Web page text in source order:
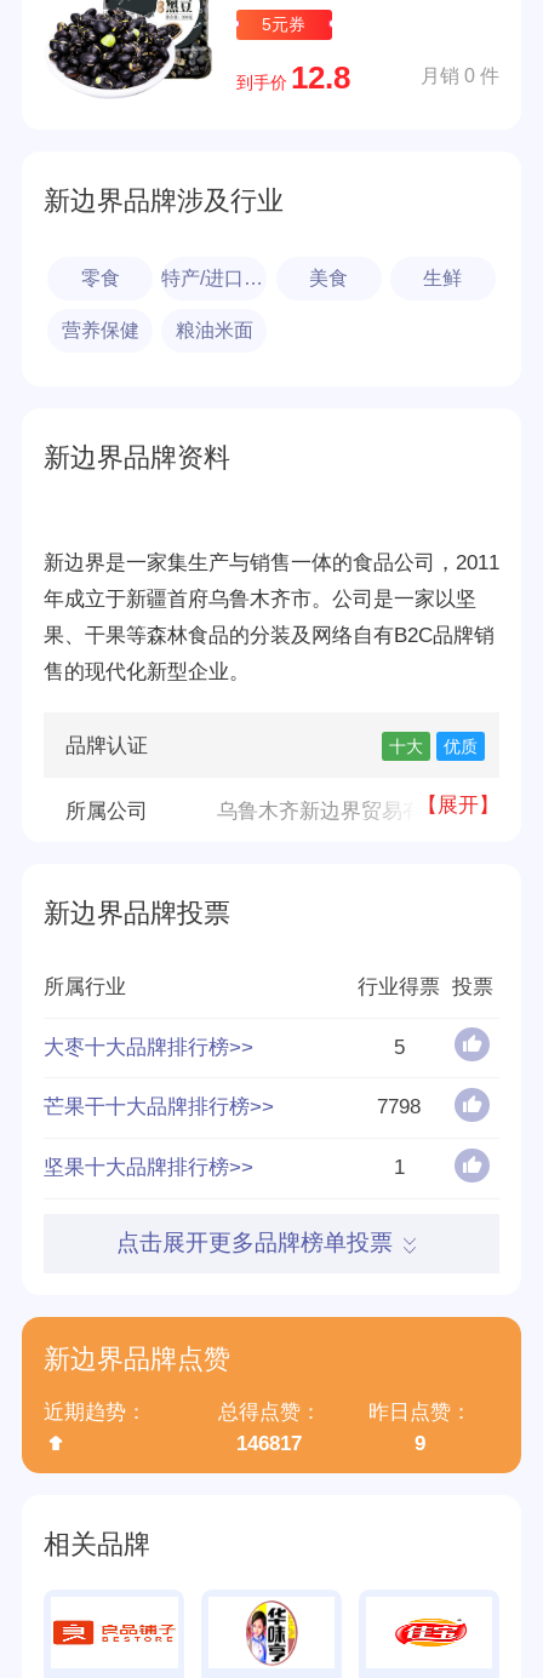
下酒零食小吃 新边界黑豆30
5元券
到手价 12.8 月销 0 件
新边界品牌涉及行业
零食 特产/进口食品 美食 生鲜
营养保健 粮油米面
新边界品牌资料
新边界是一家集生产与销售一体的食品公司，2011
年成立于新疆首府乌鲁木齐市。公司是一家以坚
果、干果等森林食品的分装及网络自有B2C品牌销
售的现代化新型企业。
品牌认证 十大 优质
所属公司 乌鲁木齐新边界贸易有限公司
【展开】
新边界品牌投票
所属行业 行业得票 投票
大枣十大品牌排行榜>> 5
芒果干十大品牌排行榜>> 7798
坚果十大品牌排行榜>> 1
点击展开更多品牌榜单投票
新边界品牌点赞
近期趋势：
总得点赞：
146817
昨日点赞：
9
相关品牌